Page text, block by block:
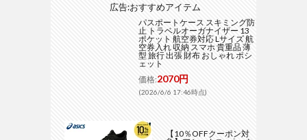
広告:おすすめアイテム
パスポートケース スキミング防
止 トラベルオーガナイザー 13
ポケット 航空券対応 Lサイズ 航
空券入れ 収納 スマホ 貴重品 薄
型 旅行 出張 財布 おしゃれ ポシ
ェット
価格:2070円
(2026/6/6 17:46時点)
【10％OFFクーポン対